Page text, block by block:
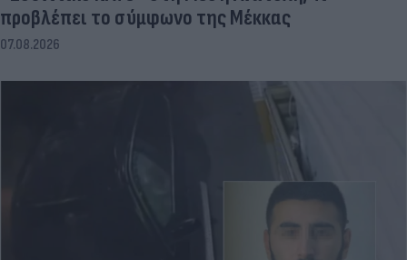
προβλέπει το σύμφωνο της Μέκκας
07.08.2026